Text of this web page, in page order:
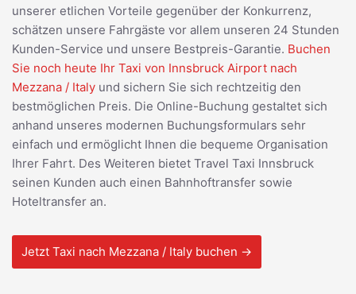
unserer etlichen Vorteile gegenüber der Konkurrenz,
schätzen unsere Fahrgäste vor allem unseren 24 Stunden
Kunden-Service und unsere Bestpreis-Garantie. Buchen
Sie noch heute Ihr Taxi von Innsbruck Airport nach
Mezzana / Italy und sichern Sie sich rechtzeitig den
bestmöglichen Preis. Die Online-Buchung gestaltet sich
anhand unseres modernen Buchungsformulars sehr
einfach und ermöglicht Ihnen die bequeme Organisation
Ihrer Fahrt. Des Weiteren bietet Travel Taxi Innsbruck
seinen Kunden auch einen Bahnhoftransfer sowie
Hoteltransfer an.
Jetzt Taxi nach Mezzana / Italy buchen →